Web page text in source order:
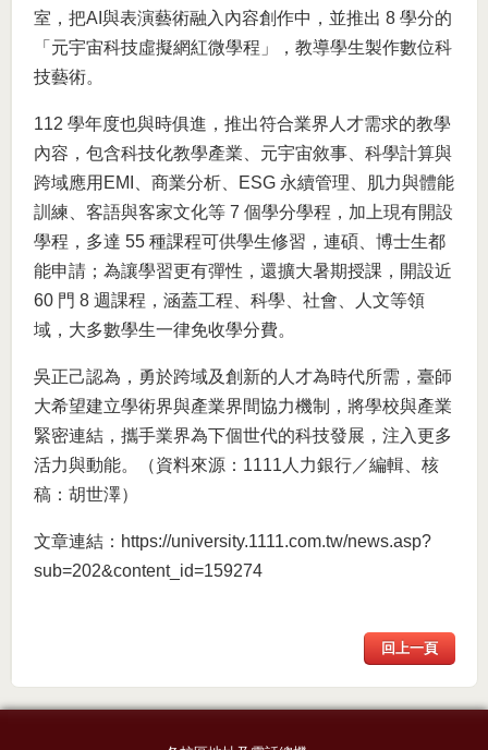
室，把AI與表演藝術融入內容創作中，並推出 8 學分的
「元宇宙科技虛擬網紅微學程」，教導學生製作數位科
技藝術。
112 學年度也與時俱進，推出符合業界人才需求的教學
內容，包含科技化教學產業、元宇宙敘事、科學計算與
跨域應用EMI、商業分析、ESG 永續管理、肌力與體能
訓練、客語與客家文化等 7 個學分學程，加上現有開設
學程，多達 55 種課程可供學生修習，連碩、博士生都
能申請；為讓學習更有彈性，還擴大暑期授課，開設近
60 門 8 週課程，涵蓋工程、科學、社會、人文等領
域，大多數學生一律免收學分費。
吳正己認為，勇於跨域及創新的人才為時代所需，臺師
大希望建立學術界與產業界間協力機制，將學校與產業
緊密連結，攜手業界為下個世代的科技發展，注入更多
活力與動能。（資料來源：1111人力銀行／編輯、核
稿：胡世澤）
文章連結： https://university.1111.com.tw/news.asp?
sub=202&content_id=159274
回上一頁